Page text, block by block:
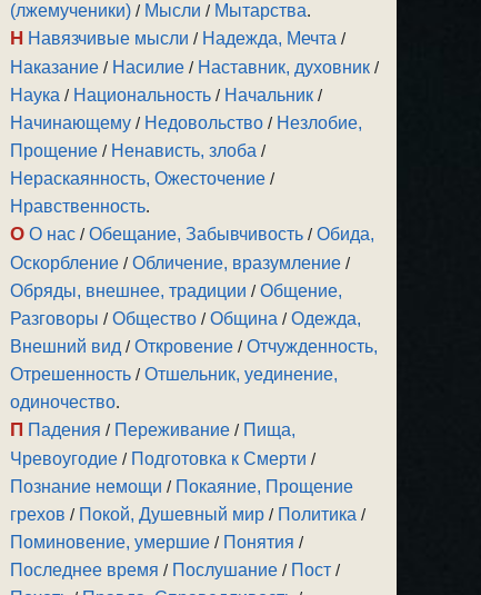
(лжемученики) / Мысли / Мытарства.
Н Навязчивые мысли / Надежда, Мечта /
Наказание / Насилие / Наставник, духовник /
Наука / Национальность / Начальник /
Начинающему / Недовольство / Незлобие,
Прощение / Ненависть, злоба /
Нераскаянность, Ожесточение /
Нравственность.
О О нас /Обещание, Забывчивость /Обида,
Оскорбление /Обличение, вразумление /
Обряды, внешнее, традиции /Общение,
Разговоры /Общество /Община /Одежда,
Внешний вид /Откровение /Отчужденность,
Отрешенность /Отшельник, уединение,
одиночество.
П Падения / Переживание / Пища,
Чревоугодие / Подготовка к Смерти /
Познание немощи / Покаяние, Прощение
грехов / Покой, Душевный мир / Политика /
Поминовение, умершие / Понятия /
Последнее время / Послушание / Пост /